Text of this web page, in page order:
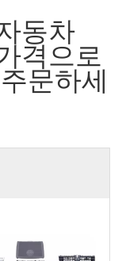
동차
격으로
문하세